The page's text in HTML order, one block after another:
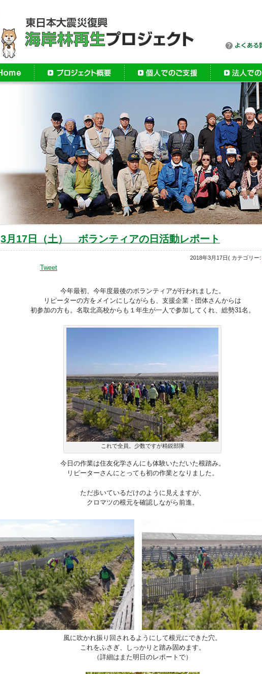
3月17日（土） ボランティアの日活動レポート
2018年3月17日( カテゴリー:
Tweet
今年最初、今年度最後のボランティアが行われました。
リピーターの方をメインにしながらも、支援企業・団体さんからは
初参加の方も。名取北高校からも１年生が一人で参加してくれ、総勢31名。
これで全員。少数ですが精鋭部隊
今日の作業は住友化学さんにも体験いただいた根踏み。
リピーターさんにとっても初の作業となりました。
ただ歩いているだけのように見えますが、
クロマツの根元を確認しながら前進。
風に吹かれ振り回されるようにして根元にできた穴。
これをふさぎ、しっかりと踏み固めます。
（詳細はまた明日のレポートで）